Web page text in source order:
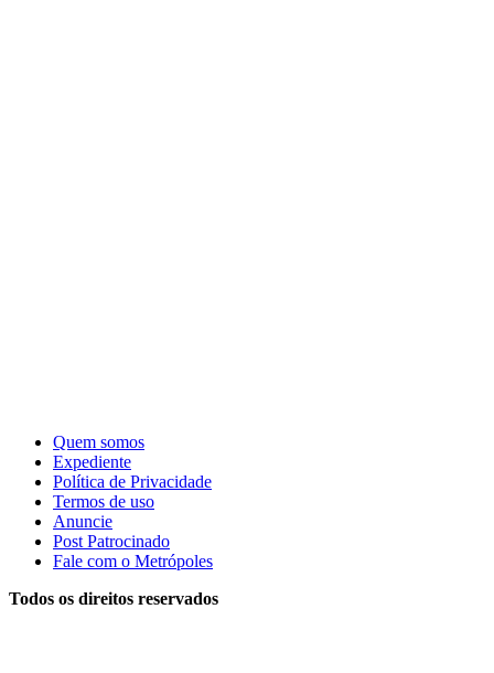
Quem somos
Expediente
Política de Privacidade
Termos de uso
Anuncie
Post Patrocinado
Fale com o Metrópoles
Todos os direitos reservados